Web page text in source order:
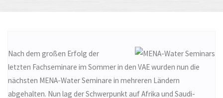
Nach dem großen Erfolg der
letzten Fachseminare im Sommer in den VAE wurden nun die
nächsten MENA-Water Seminare in mehreren Ländern
abgehalten. Nun lag der Schwerpunkt auf Afrika und Saudi-